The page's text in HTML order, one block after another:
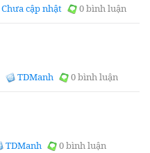
Chưa cập nhật 0 bình luận
TDManh 0 bình luận
TDManh 0 bình luận